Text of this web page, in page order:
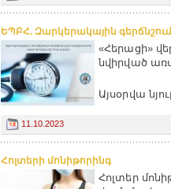
ԵՊԲՀ. Զարկերակային
«Հերացի»
նվիրված
Այսօրվա
11.10.2023
Հոլտերի մոնիթորինգ
Հոլտեր